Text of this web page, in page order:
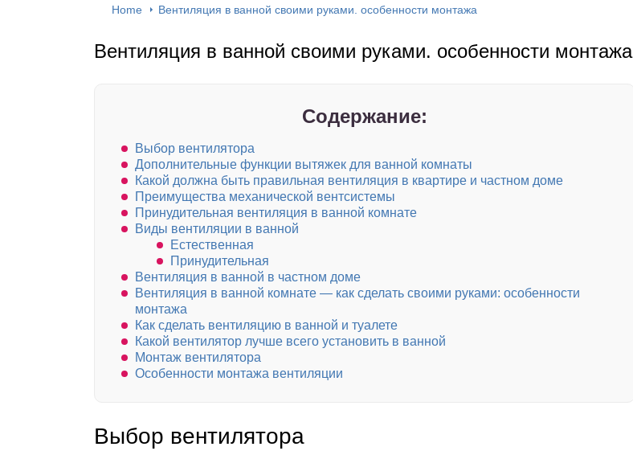
Home Вентиляция в ванной своими руками. особенности монтажа
Вентиляция в ванной своими руками. особенности монтажа
Содержание:
Выбор вентилятора
Дополнительные функции вытяжек для ванной комнаты
Какой должна быть правильная вентиляция в квартире и частном доме
Преимущества механической вентсистемы
Принудительная вентиляция в ванной комнате
Виды вентиляции в ванной
Естественная
Принудительная
Вентиляция в ванной в частном доме
Вентиляция в ванной комнате — как сделать своими руками: особенности
монтажа
Как сделать вентиляцию в ванной и туалете
Какой вентилятор лучше всего установить в ванной
Монтаж вентилятора
Особенности монтажа вентиляции
Выбор вентилятора